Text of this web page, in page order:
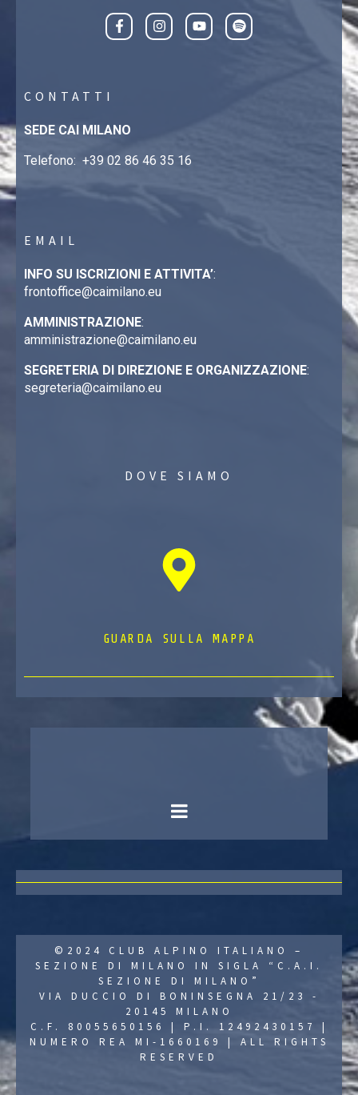
CONTATTI
SEDE CAI MILANO
Telefono: +39 02 86 46 35 16
EMAIL
INFO SU ISCRIZIONI E ATTIVITA’:
frontoffice@caimilano.eu
AMMINISTRAZIONE:
amministrazione@caimilano.eu
SEGRETERIA DI DIREZIONE E ORGANIZZAZIONE:
segreteria@caimilano.eu
DOVE SIAMO
GUARDA SULLA MAPPA
©2024 CLUB ALPINO ITALIANO –
SEZIONE DI MILANO IN SIGLA “C.A.I.
SEZIONE DI MILANO”
VIA DUCCIO DI BONINSEGNA 21/23 -
20145 MILANO
C.F. 80055650156 | P.I. 12492430157 |
NUMERO REA MI-1660169 | ALL RIGHTS
RESERVED